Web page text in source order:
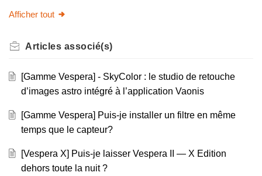
Afficher tout
Articles associé(s)
[Gamme Vespera] - SkyColor : le studio de retouche
d’images astro intégré à l’application Vaonis
[Gamme Vespera] Puis-je installer un filtre en même
temps que le capteur?
[Vespera X] Puis-je laisser Vespera II — X Edition
dehors toute la nuit ?